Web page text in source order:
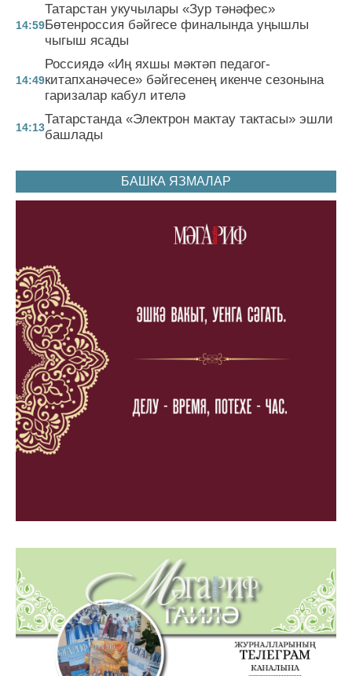
14:59
Татарстан укучылары «Зур тәнәфес»
Бөтенроссия бәйгесе финалында уңышлы
чыгыш ясады
14:49
Россиядә «Иң яхшы мәктәп педагог-
китапханәчесе» бәйгесенең икенче сезонына
гаризалар кабул ителә
14:13
Татарстанда «Электрон мактау тактасы» эшли
башлады
БАШКА ЯЗМАЛАР